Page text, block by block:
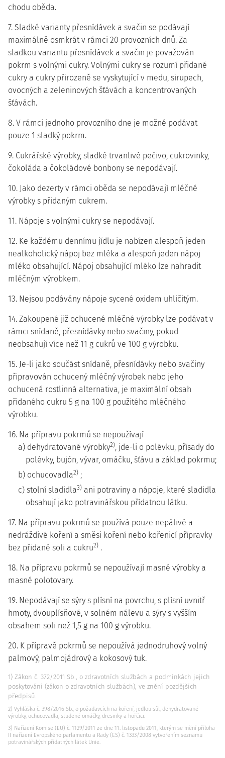
chodu oběda.
7. Sladké varianty přesnídávek a svačin se podávají
maximálně osmkrát v rámci 20 provozních dnů. Za
sladkou variantu přesnídávek a svačin je považován
pokrm s volnými cukry. Volnými cukry se rozumí přidané
cukry a cukry přirozeně se vyskytující v medu, sirupech,
ovocných a zeleninových šťávách a koncentrovaných
šťávách.
8. V rámci jednoho provozního dne je možné podávat
pouze 1 sladký pokrm.
9. Cukrářské výrobky, sladké trvanlivé pečivo, cukrovinky,
čokoláda a čokoládové bonbony se nepodávají.
10. Jako dezerty v rámci oběda se nepodávají mléčné
výrobky s přidaným cukrem.
11. Nápoje s volnými cukry se nepodávají.
12. Ke každému dennímu jídlu je nabízen alespoň jeden
nealkoholický nápoj bez mléka a alespoň jeden nápoj
mléko obsahující. Nápoj obsahující mléko lze nahradit
mléčným výrobkem.
13. Nejsou podávány nápoje sycené oxidem uhličitým.
14. Zakoupené již ochucené mléčné výrobky lze podávat v
rámci snídaně, přesnídávky nebo svačiny, pokud
neobsahují více než 11 g cukrů ve 100 g výrobku.
15. Je-li jako součást snídaně, přesnídávky nebo svačiny
připravován ochucený mléčný výrobek nebo jeho
ochucená rostlinná alternativa, je maximální obsah
přidaného cukru 5 g na 100 g použitého mléčného
výrobku.
16. Na přípravu pokrmů se nepoužívají
a) dehydratované výrobky2), jde-li o polévku, přísady do
polévky, bujón, vývar, omáčku, šťávu a základ pokrmu;
b) ochucovadla2) ;
c) stolní sladidla3) ani potraviny a nápoje, které sladidla
obsahují jako potravinářskou přídatnou látku.
17. Na přípravu pokrmů se používá pouze nepálivé a
nedráždivé koření a směsi koření nebo kořenicí přípravky
bez přidané soli a cukru2) .
18. Na přípravu pokrmů se nepoužívají masné výrobky a
masné polotovary.
19. Nepodávají se sýry s plísní na povrchu, s plísní uvnitř
hmoty, dvouplísňové, v solném nálevu a sýry s vyšším
obsahem soli než 1,5 g na 100 g výrobku.
20. K přípravě pokrmů se nepoužívá jednodruhový volný
palmový, palmojádrový a kokosový tuk.
1) Zákon č. 372/2011 Sb., o zdravotních službách a podmínkách jejich
poskytování (zákon o zdravotních službách), ve znění pozdějších
předpisů.
2) Vyhláška č. 398/2016 Sb., o požadavcích na koření, jedlou sůl, dehydratované
výrobky, ochucovadla, studené omáčky, dresinky a hořčici.
3) Nařízení Komise (EU) č. 1129/2011 ze dne 11. listopadu 2011, kterým se mění příloha
II nařízení Evropského parlamentu a Rady (ES) č. 1333/2008 vytvořením seznamu
potravinářských přídatných látek Unie.